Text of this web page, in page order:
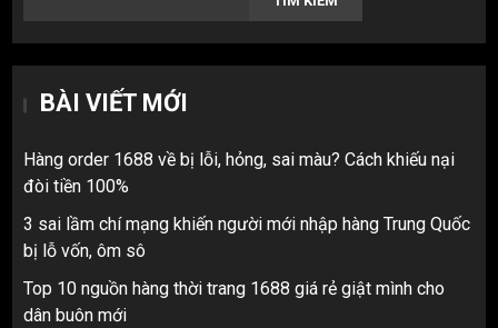
BÀI VIẾT MỚI
Hàng order 1688 về bị lỗi, hỏng, sai màu? Cách khiếu nại
đòi tiền 100%
3 sai lầm chí mạng khiến người mới nhập hàng Trung Quốc
bị lỗ vốn, ôm sô
Top 10 nguồn hàng thời trang 1688 giá rẻ giật mình cho
dân buôn mới